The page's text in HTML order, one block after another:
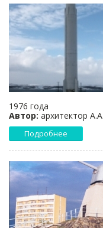
1976 года
Автор: архитектор
Подробнее